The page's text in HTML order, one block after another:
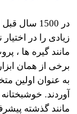
در 1500
زیادی را در اختیار
مانند گیره ها ،
برخی از همان
به عنوان اولین
آوردند.
مانند گذشته